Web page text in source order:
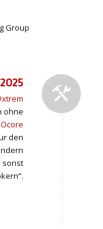
Group
2025
ohne
den
sonst